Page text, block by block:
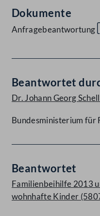
Dokumente
Anfragebeantwortung
Beantwortet
Dr. Johann Georg
Bundesministerium für
Beantwortet
Familienbeihilfe 2013
wohnhafte Kinder